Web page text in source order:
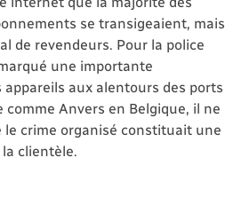
se transigeaient, mais
de revendeurs. Pour la police
une importante
aux alentours des ports
comme Anvers en Belgique, il ne
crime organisé constituait une
clientèle.